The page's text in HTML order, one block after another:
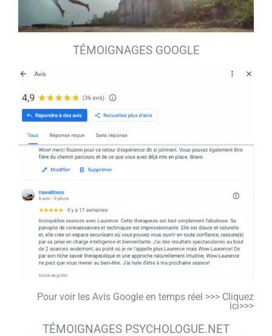
TÉMOIGNAGES GOOGLE
Pour voir les Avis Google en temps réel >>> Cliquez
ici>>>
TÉMOIGNAGES PSYCHOLOGUE.NET